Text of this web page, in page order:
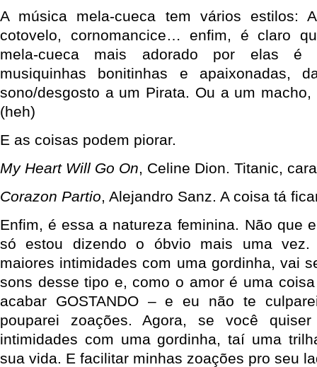
A música mela-cueca tem vários estilos:
cotovelo, cornomancice… enfim, é claro
mela-cueca mais adorado por elas
musiquinhas bonitinhas e apaixonadas,
sono/desgosto a um Pirata. Ou a um
(heh)
E as coisas podem piorar.
My Heart Will Go On, Celine Dion. Titanic,
Corazon Partio, Alejandro Sanz. A coisa tá
Enfim, é essa a natureza feminina. Não que
só estou dizendo o óbvio mais uma
maiores intimidades com uma gordinha, vai
sons desse tipo e, como o amor é uma
acabar GOSTANDO – e eu não te
pouparei zoações. Agora, se você
intimidades com uma gordinha, taí uma
sua vida. E facilitar minhas zoações pro seu